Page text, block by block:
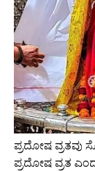
ಪ್ರದೋಷ ವ್ರತವು
ಪ್ರದೋಷ ವ್ರತ